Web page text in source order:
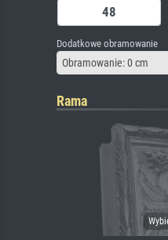
Dodatkowe obramowanie
Obramowanie: 0 cm
Rama